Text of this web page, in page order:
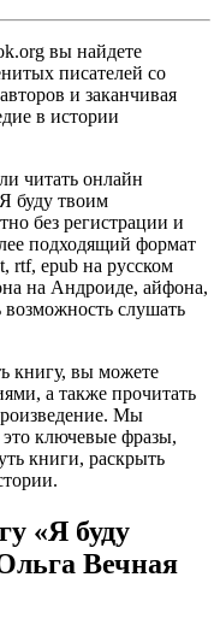
вы найдете
писателей со
и заканчивая
в истории
читать онлайн
буду твоим
без регистрации и
подходящий формат
rtf, epub на русском
на Андроиде, айфона,
слушать
книгу, вы можете
а также прочитать
Мы
ключевые фразы,
книги, раскрыть
«Я буду
Вечная